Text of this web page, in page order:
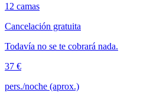
12 camas
Cancelación gratuita
Todavía no se te cobrará nada.
37 €
pers./noche (aprox.)